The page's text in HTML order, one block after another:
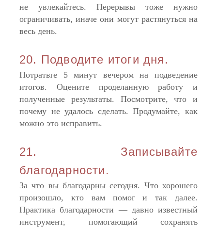
не увлекайтесь. Перерывы тоже нужно
ограничивать, иначе они могут растянуться на
весь день.
20. Подводите итоги дня.
Потратьте 5 минут вечером на подведение
итогов. Оцените проделанную работу и
полученные результаты. Посмотрите, что и
почему не удалось сделать. Продумайте, как
можно это исправить.
21. Записывайте
благодарности.
За что вы благодарны сегодня. Что хорошего
произошло, кто вам помог и так далее.
Практика благодарности — давно известный
инструмент, помогающий сохранять